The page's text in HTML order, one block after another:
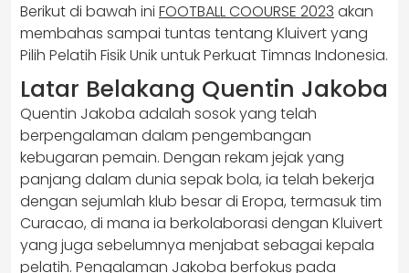
Berikut di bawah ini FOOTBALL COOURSE 2023 akan
membahas sampai tuntas tentang Kluivert yang
Pilih Pelatih Fisik Unik untuk Perkuat Timnas Indonesia.
Latar Belakang Quentin Jakoba
Quentin Jakoba adalah sosok yang telah
berpengalaman dalam pengembangan
kebugaran pemain. Dengan rekam jejak yang
panjang dalam dunia sepak bola, ia telah bekerja
dengan sejumlah klub besar di Eropa, termasuk tim
Curacao, di mana ia berkolaborasi dengan Kluivert
yang juga sebelumnya menjabat sebagai kepala
pelatih. Pengalaman Jakoba berfokus pada